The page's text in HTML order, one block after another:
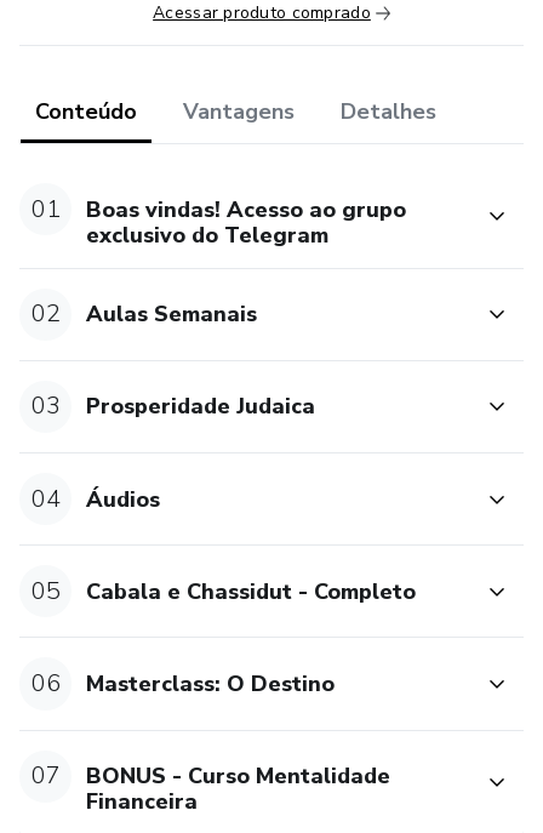
Acessar produto comprado
Conteúdo Vantagens Detalhes
01
Boas vindas! Acesso ao grupo
exclusivo do Telegram
02 Aulas Semanais
03 Prosperidade Judaica
04 Áudios
05 Cabala e Chassidut - Completo
06 Masterclass: O Destino
07
BONUS - Curso Mentalidade
Financeira